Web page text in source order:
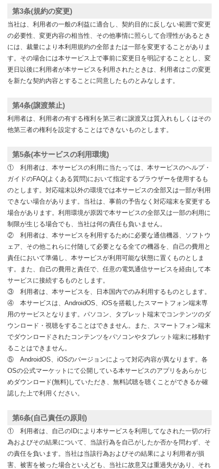
第3条(規約の変更)
当社は、利用者の一般の利益に適合し、契約目的に反しない範囲で変更
の必要性、変更内容の相当性、その他事情に照らして合理性があるとき
には、裁量により本利用規約の全部または一部を変更することがありま
す。その場合には本サービス上で事前に変更日を明記することとし、変
更日以後に利用者が本サービスを利用されたときは、利用者はこの変更
を新たな契約内容とすることに同意したものとみなします。
第4条(譲渡禁止)
利用者は、利用者の有する権利を第三者に譲渡又は質入れもしくはその
他第三者の権利を設定することはできないものとします。
第5条(本サービスの利用環境)
① 利用者は、本サービスの利用に当たっては、本サービスのヘルプ・
ガイドのFAQ(よくある質問)において指定するブラウザーを使用するも
のとします。対応端末以外の環境では本サービスの全部又は一部が利用
できない場合があります。当社は、事前の予告なく対応端末を変更する
場合があります。利用環境が原因で本サービスの全部又は一部の利用に
制限が生じる場合でも、当社は何の責任も負いません。
② 利用者は、本サービスを利用するために必要な通信機器、ソフトウ
ェア、その他これらに付随して必要となる全ての機器を、自己の費用と
責任において準備し、本サービスが利用可能な状態に置くものとしま
す。また、自己の費用と責任で、任意の電気通信サービスを経由して本
サービスに接続するものとします。
③ 利用者は、本サービスを、日本国内でのみ利用するものとします。
④ 本サービスは、AndroidOS、iOSを搭載したスマートフォン端末専
用のサービスとなります。パソコン、タブレット端末でコンテンツのダ
ウンロード・視聴をすることはできません。また、スマートフォン端末
でダウンロードされたコンテンツをパソコンやタブレット端末に移動す
ることはできません。
⑤ AndroidOS、iOSのバージョンによって対応内容が異なります。各
OSの公式マーケットにて公開している本サービスのアプリをあらかじ
めダウンロード(無料)していただき、無料試聴を聴くことができるか確
認した上で利用ください。
第6条(自己責任の原則)
① 利用者は、自己のIDにより本サービスを利用してなされた一切の行
為およびその結果について、当該行為を自己がしたか否かを問わず、そ
の責任を負います。当社は当該行為およびその結果により利用者が損
害、被害を被った場合といえども、当社に故意又は重過失があり、それ